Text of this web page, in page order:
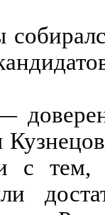
с